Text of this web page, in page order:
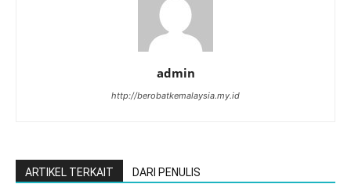
admin
http://berobatkemalaysia.my.id
ARTIKEL TERKAIT DARI PENULIS